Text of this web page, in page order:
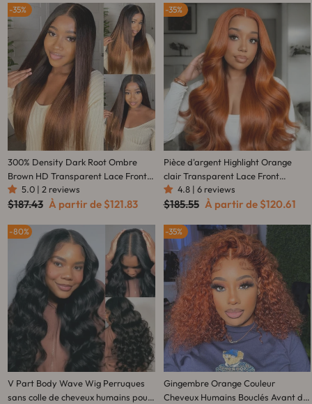
35%
300% Density Dark Root Ombre
Brown HD Transparent Lace Front
Straight Glueless Human Hair Wig
5.0 | 2 reviews
Prix
$187.43 Prix
réduit
À partir de $121.83
35%
Pièce d'argent Highlight Orange
clair Transparent Lace Front
perruques de cheveux humains
Vague de corps 13x4 / 4x4 Lace
4.8 | 6 reviews
Prix
$185.55 Prix
réduit
À partir de $120.61
80%
V Part Body Wave Wig Perruques
sans colle de cheveux humains pour
35%
Gingembre Orange Couleur
Cheveux Humains Bouclés Avant de